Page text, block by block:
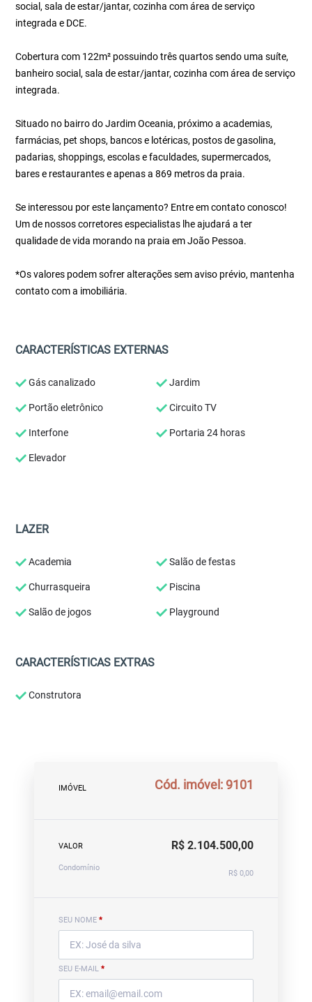
social, sala de estar/jantar, cozinha com área de serviço
integrada e DCE.
Cobertura com 122m² possuindo três quartos sendo uma suíte,
banheiro social, sala de estar/jantar, cozinha com área de serviço
integrada.
Situado no bairro do Jardim Oceania, próximo a academias,
farmácias, pet shops, bancos e lotéricas, postos de gasolina,
padarias, shoppings, escolas e faculdades, supermercados,
bares e restaurantes e apenas a 869 metros da praia.
Se interessou por este lançamento? Entre em contato conosco!
Um de nossos corretores especialistas lhe ajudará a ter
qualidade de vida morando na praia em João Pessoa.
*Os valores podem sofrer alterações sem aviso prévio, mantenha
contato com a imobiliária.
CARACTERÍSTICAS EXTERNAS
Gás canalizado Jardim
Portão eletrônico Circuito TV
Interfone Portaria 24 horas
Elevador
LAZER
Academia Salão de festas
Churrasqueira Piscina
Salão de jogos Playground
CARACTERÍSTICAS EXTRAS
Construtora
IMÓVEL Cód. imóvel: 9101
VALOR R$ 2.104.500,00
Condomínio
R$ 0,00
SEU NOME *
SEU E-MAIL *